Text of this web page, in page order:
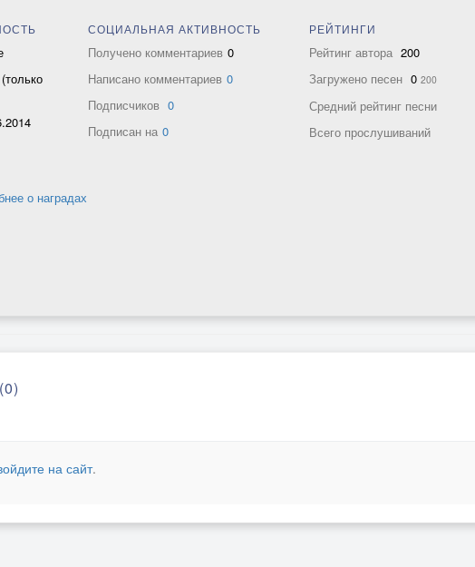
СОЦИАЛЬНАЯ АКТИВНОСТЬ
Получено комментариев 0
Написано комментариев 0
Подписчиков 0
Подписан на 0
РЕЙТИНГИ
Рейтинг автора 200
Загружено песен 0 200
Средний рейтинг песни
Всего прослушиваний
о наградах
на сайт.